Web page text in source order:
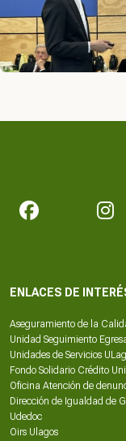
ENLACES DE
Aseguramiento de la
Unidad Seguimiento
Unidades de Servicios
Fondo Solidario Crédito
Oficina Atención de
Dirección de Igualdad de
Udedoc
Oirs Ulagos